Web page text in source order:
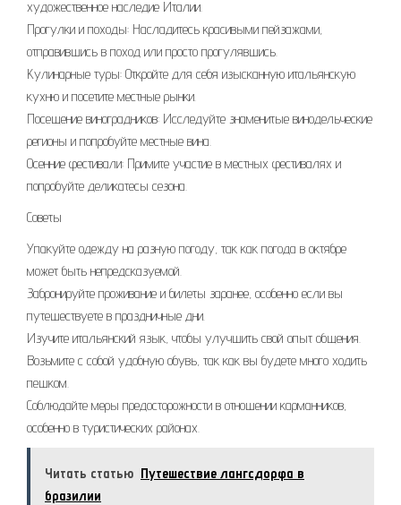
художественное наследие Италии.
Прогулки и походы: Насладитесь красивыми пейзажами,
отправившись в поход или просто прогулявшись.
Кулинарные туры: Откройте для себя изысканную итальянскую
кухню и посетите местные рынки.
Посещение виноградников: Исследуйте знаменитые винодельческие
регионы и попробуйте местные вина.
Осенние фестивали: Примите участие в местных фестивалях и
попробуйте деликатесы сезона.
Советы
Упакуйте одежду на разную погоду, так как погода в октябре
может быть непредсказуемой.
Забронируйте проживание и билеты заранее, особенно если вы
путешествуете в праздничные дни.
Изучите итальянский язык, чтобы улучшить свой опыт общения.
Возьмите с собой удобную обувь, так как вы будете много ходить
пешком.
Соблюдайте меры предосторожности в отношении карманников,
особенно в туристических районах.
Читать статью Путешествие лангсдорфа в
бразилии